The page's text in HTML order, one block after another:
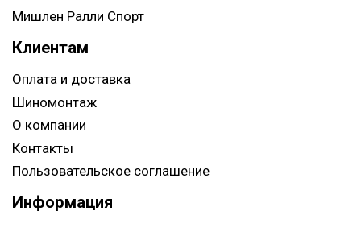
Мишлен Ралли Спорт
Клиентам
Оплата и доставка
Шиномонтаж
О компании
Контакты
Пользовательское соглашение
Информация